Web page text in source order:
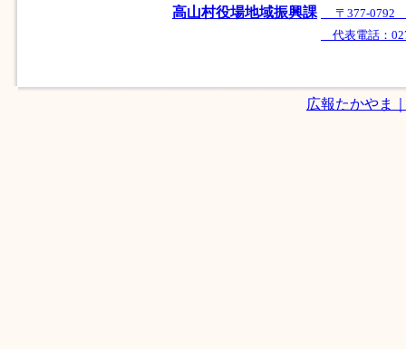
高山村役場地域振興課
〒377-0792
代表電話：
広報たかやま